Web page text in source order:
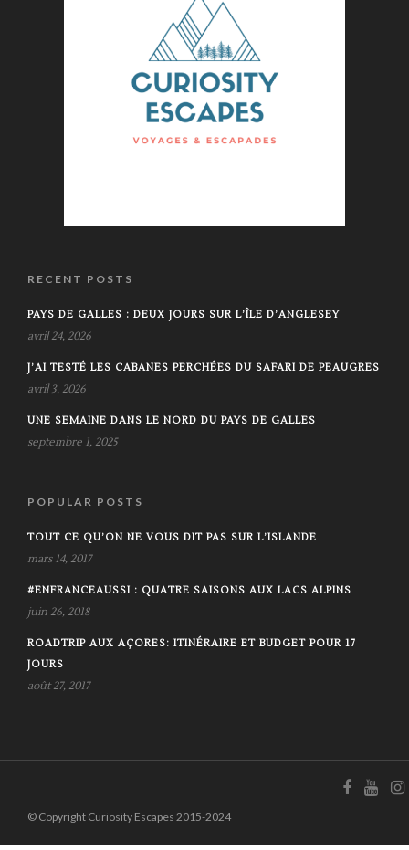
RECENT POSTS
PAYS DE GALLES : DEUX JOURS SUR L’ÎLE D’ANGLESEY
avril 24, 2026
J’AI TESTÉ LES CABANES PERCHÉES DU SAFARI DE PEAUGRES
avril 3, 2026
UNE SEMAINE DANS LE NORD DU PAYS DE GALLES
septembre 1, 2025
POPULAR POSTS
TOUT CE QU’ON NE VOUS DIT PAS SUR L’ISLANDE
mars 14, 2017
#ENFRANCEAUSSI : QUATRE SAISONS AUX LACS ALPINS
juin 26, 2018
ROADTRIP AUX AÇORES: ITINÉRAIRE ET BUDGET POUR 17
JOURS
août 27, 2017
© Copyright Curiosity Escapes 2015-2024